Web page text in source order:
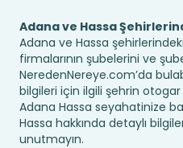
Adana ve Hassa
Adana ve Hassa
firmalarının şubelerini ve
NeredenNereye.com’da
bilgileri için ilgili şehrin otogar
Adana Hassa seyahatinize
Hassa hakkında detaylı
unutmayın.